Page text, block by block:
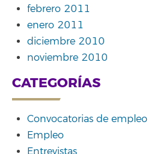
febrero 2011
enero 2011
diciembre 2010
noviembre 2010
CATEGORÍAS
Convocatorias de empleo
Empleo
Entrevistas